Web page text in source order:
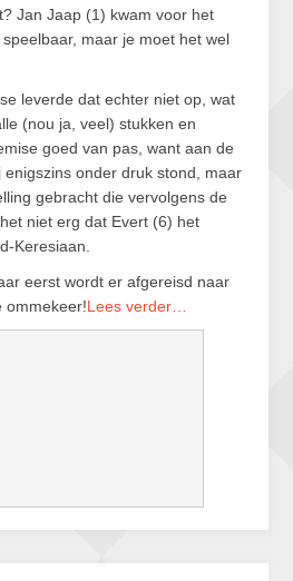
Jan Jaap (1) kwam voor het
maar je moet het wel
leverde dat echter niet op, wat
(nou ja, veel) stukken en
goed van pas, want aan de
onder druk stond, maar
gebracht die vervolgens de
niet erg dat Evert (6) het
Keresiaan.
eerst wordt er afgereisd naar
ommekeer!Lees verder…